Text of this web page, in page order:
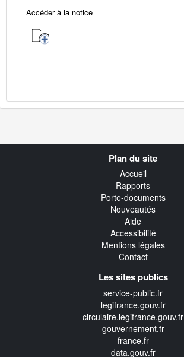
Accéder à la notice
Plan du site
Accueil
Rapports
Porte-documents
Nouveautés
Aide
Accessibilité
Mentions légales
Contact
Les sites publics
service-public.fr
legifrance.gouv.fr
circulaire.legifrance.gouv.fr
gouvernement.fr
france.fr
data.gouv.fr